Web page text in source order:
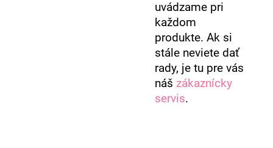
uvádzame pri
každom
produkte. Ak si
stále neviete dať
rady, je tu pre vás
náš zákaznícky
servis.